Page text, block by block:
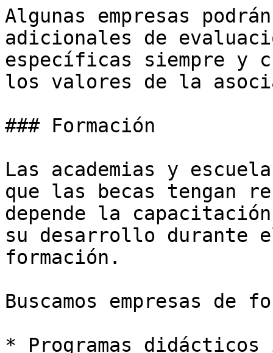
Algunas empresas
adicionales de
específicas siempre y
los valores de la
### Formación
Las academias y
que las becas tengan
depende la
su desarrollo durante
formación.
Buscamos empresas de
* Programas